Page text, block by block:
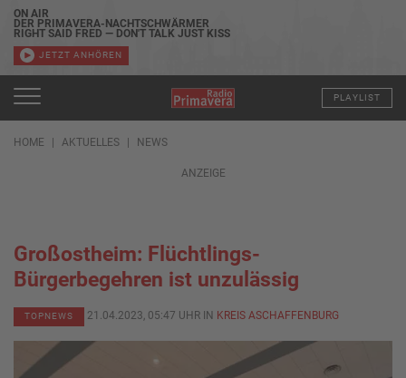
ON AIR
DER PRIMAVERA-NACHTSCHWÄRMER
RIGHT SAID FRED — DON'T TALK JUST KISS
JETZT ANHÖREN
PLAYLIST
HOME AKTUELLES NEWS
ANZEIGE
Großostheim: Flüchtlings-
Bürgerbegehren ist unzulässig
TOPNEWS 21.04.2023, 05:47 UHR IN KREIS ASCHAFFENBURG